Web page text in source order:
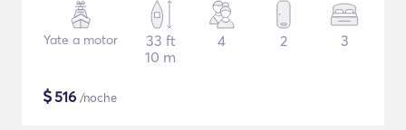
Yate a motor
33 ft
10 m
4 2 3
$516 /noche